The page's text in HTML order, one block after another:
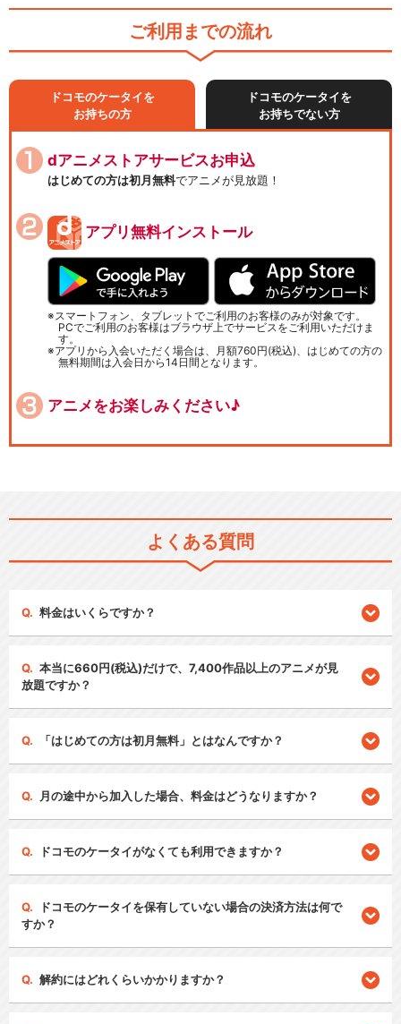
ご利用までの流れ
ドコモのケータイを
お持ちの方
ドコモのケータイを
お持ちでない方
dアニメストアサービスお申込
はじめての方は初月無料でアニメが見放題！
アプリ無料インストール
スマートフォン、タブレットでご利用のお客様のみが対象です。
PCでご利用のお客様はブラウザ上でサービスをご利用いただけま
す。
アプリから入会いただく場合は、月額760円(税込)、はじめての方の
無料期間は入会日から14日間となります。
アニメをお楽しみください♪
よくある質問
料金はいくらですか？
本当に660円(税込)だけで、7,400作品以上のアニメが見
放題ですか？
「はじめての方は初月無料」とはなんですか？
月の途中から加入した場合、料金はどうなりますか？
ドコモのケータイがなくても利用できますか？
ドコモのケータイを保有していない場合の決済方法は何で
すか？
解約にはどれくらいかかりますか？